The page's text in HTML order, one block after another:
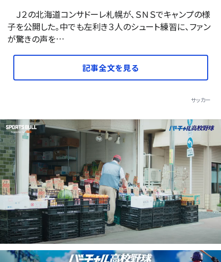
Ｊ２の北海道コンサドーレ札幌が、ＳＮＳでキャンプの様
子を公開した。中でも左利き３人のシュート練習に、ファン
が驚きの声を…
記事全文を見る
サッカー